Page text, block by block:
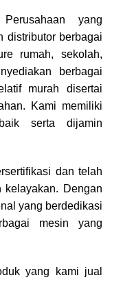
yang
distributor berbagai
rumah, sekolah,
berbagai
murah disertai
Kami memiliki
serta dijamin
dan telah
Dengan
yang berdedikasi
mesin yang
yang kami jual